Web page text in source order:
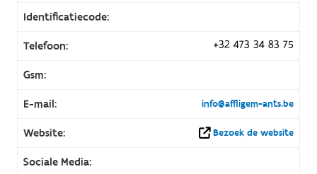
Identificatiecode:
Telefoon: +32 473 34 83 75
Gsm:
E-mail: info@affligem-ants.be
Website: Bezoek de website
Sociale Media: